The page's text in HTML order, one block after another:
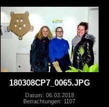
180308CP7_0065.JPG
Datum: 06.03.2018
Betrachtungen: 1107